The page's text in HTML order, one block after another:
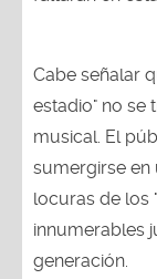
Cabe señalar
estadio" no se
musical. El
sumergirse en
locuras de los
innumerables
generación.